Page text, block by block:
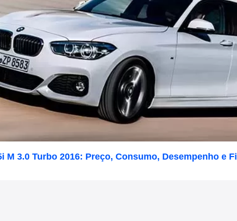
M 3.0 Turbo 2016: Preço, Consumo, Desempenho e